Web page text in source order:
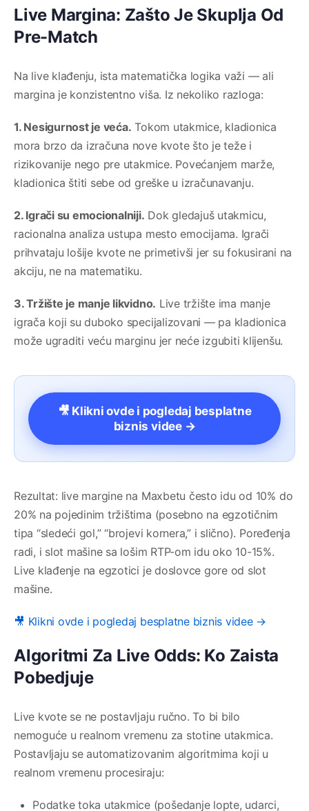
Live Margina: Zašto Je Skuplja Od
Pre-Match
Na live klađenju, ista matematička logika važi — ali
margina je konzistentno viša. Iz nekoliko razloga:
1. Nesigurnost je veća. Tokom utakmice, kladionica
mora brzo da izračuna nove kvote što je teže i
rizikovanije nego pre utakmice. Povećanjem marže,
kladionica štiti sebe od greške u izračunavanju.
2. Igrači su emocionalniji. Dok gledajuš utakmicu,
racionalna analiza ustupa mesto emocijama. Igrači
prihvataju lošije kvote ne primetivši jer su fokusirani na
akciju, ne na matematiku.
3. Tržište je manje likvidno. Live tržište ima manje
igrača koji su duboko specijalizovani — pa kladionica
može ugraditi veću marginu jer neće izgubiti klijenšu.
🎥 Klikni ovde i pogledaj besplatne
biznis videe →
Rezultat: live margine na Maxbetu često idu od 10% do
20% na pojedinim tržištima (posebno na egzotičnim
tipa “sledeći gol,” “brojevi kornera,” i slično). Poređenja
radi, i slot mašine sa lošim RTP-om idu oko 10-15%.
Live klađenje na egzotici je doslovce gore od slot
mašine.
🎥 Klikni ovde i pogledaj besplatne biznis videe →
Algoritmi Za Live Odds: Ko Zaista
Pobedjuje
Live kvote se ne postavljaju ručno. To bi bilo
nemoguće u realnom vremenu za stotine utakmica.
Postavljaju se automatizovanim algoritmima koji u
realnom vremenu procesiraju:
Podatke toka utakmice (pošedanje lopte, udarci,